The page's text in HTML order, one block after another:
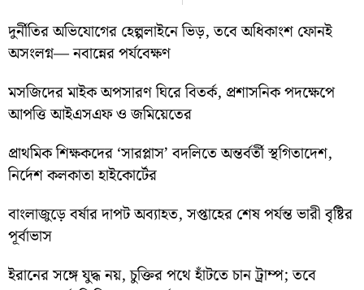
দুর্নীতির অভিযোগের হেল্পলাইনে ভিড়, তবে অধিকাংশ ফোনই
অসংলগ্ন— নবান্নের পর্যবেক্ষণ
মসজিদের মাইক অপসারণ ঘিরে বিতর্ক, প্রশাসনিক পদক্ষেপে
আপত্তি আইএসএফ ও জমিয়েতের
প্রাথমিক শিক্ষকদের ‘সারপ্লাস’ বদলিতে অন্তর্বর্তী স্থগিতাদেশ,
নির্দেশ কলকাতা হাইকোর্টের
বাংলাজুড়ে বর্ষার দাপট অব্যাহত, সপ্তাহের শেষ পর্যন্ত ভারী বৃষ্টির
পূর্বাভাস
ইরানের সঙ্গে যুদ্ধ নয়, চুক্তির পথে হাঁটতে চান ট্রাম্প; তবে